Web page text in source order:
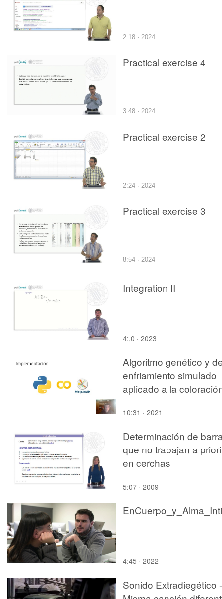
2:18 · 2024
Practical exercise 4
3:48 · 2024
Practical exercise 2
2:24 · 2024
Practical exercise 3
8:54 · 2024
Integration II
4:,0 · 2023
Algoritmo genético y
enfriamiento simulado
aplicado a la
de grafos
10:31 · 2021
Determinación de
que no trabajan a priori
en cerchas
5:07 · 2009
4:45 · 2022
Sonido Extradiegético -